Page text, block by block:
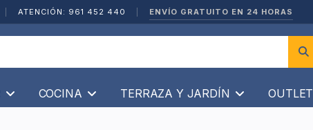
ATENCIÓN: 961 452 440 ENVÍO GRATUITO EN 24 HORAS
COCINA TERRAZA Y JARDÍN OUTLET